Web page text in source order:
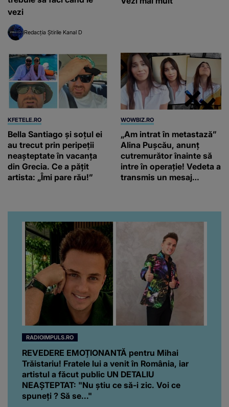
vezi
Redacția Știrile Kanal D
KFETELE.RO
Bella Santiago și soțul ei
au trecut prin peripeții
neașteptate în vacanța
din Grecia. Ce a pățit
artista: „Îmi pare rău!”
WOWBIZ.RO
„Am intrat în metastază”
Alina Pușcău, anunț
cutremurător înainte să
intre în operație! Vedeta a
transmis un mesaj
RADIOIMPULS.RO
REVEDERE EMOȚIONANTĂ pentru Mihai
Trăistariu! Fratele lui a venit în România, iar
artistul a făcut public UN DETALIU
NEAȘTEPTAT: "Nu știu ce să-i zic. Voi ce
spuneți ? Să se..."